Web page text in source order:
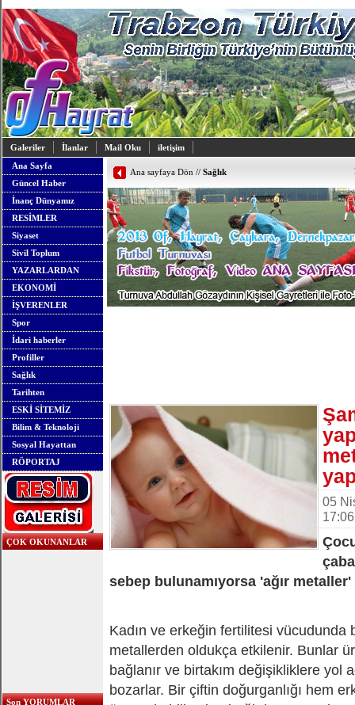
Galeriler İlanlar Mail Oku
iletişim
Ana Sayfa
Güncel Haber
İnanç Dünyamız
RESİMLER
Siyaset
Sivil Toplum
YAZARLARDAN
EKONOMİ
İŞVERENLER
Spor
İdari haberler
Profiller
Sağlık
Tarihten
ESKİ SİTEMİZ
Bilim & Teknoloji
Sosyal Hayattan
RÖPORTAJ
ÇOK OKUNANLAR
Son YORUMLAR
Ana sayfaya Dön // Sağlık
05
17:06
sebep bulunamıyorsa 'ağır
Kadın ve erkeğin fertilitesi vücudunda
metallerden oldukça etkilenir. Bunlar
bağlanır ve birtakım değişikliklere yol
bozarlar. Bir çiftin doğurganlığı hem